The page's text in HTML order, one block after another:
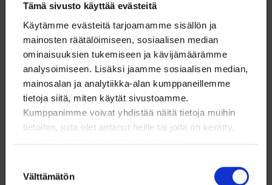
Tämä sivusto käyttää evästeitä
Käytämme evästeitä tarjoamamme sisällön ja
mainosten räätälöimiseen, sosiaalisen median
ominaisuuksien tukemiseen ja kävijämäärämme
analysoimiseen. Lisäksi jaamme sosiaalisen median,
mainosalan ja analytiikka-alan kumppaneillemme
tietoja siitä, miten käytät sivustoamme.
Kumppanimme voivat yhdistää näitä tietoja muihin
tietoihin, joita olet antanut heille tai joita on kerätty,
valinta
Välttämätön
Digiskills AI Työnhaku
Job search Työsuhde
Luottamushenkilö
Työelämätaidot ja hyvinvointi
Jobbsökande Anställningsförhållande